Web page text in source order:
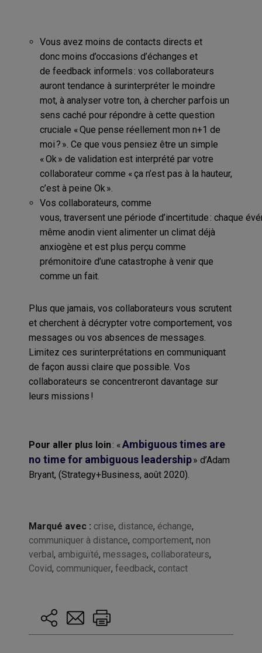
Vous avez moins de contacts directs et
donc moins d’occasions d’échanges et
de feedbackinformels: vos collaborateurs
auront tendance à surinterpréter le moindre
mot, à analyser votre ton, à chercher parfois un
sens caché pour répondre à cette question
cruciale «Que pense réellement mon n+1 de
moi ? ». Ce que vous pensiez être un simple
« Ok » de validation est interprété par votre
collaborateur comme « ça n’est pas à la hauteur,
c’est à peine Ok ».
Vos collaborateurs, comme
vous, traversentune période d’incertitude: chaque
même anodin vient alimenter un climat déjà
anxiogène et est plus perçu comme
prémonitoire d’une catastrophe à venir que
comme un fait.
Plus que jamais, vos collaborateurs vous scrutent
et cherchent à décrypter votre comportement, vos
messages ou vos absences de messages.
Limitez ces surinterprétations en communiquant
de façon aussi claire que possible. Vos
collaborateurs se concentreront davantage sur
leurs missions !
Pour aller plus loin: «Ambiguoustimes are
no time for ambiguousleadership» d’Adam
Bryant, (Strategy+Business, août 2020).
Marqué avec : crise, distance, échange,
communiquer à distance, comportement, non
verbal, ambiguïté, messages, collaborateurs,
Covid, communiquer, feedback, contact